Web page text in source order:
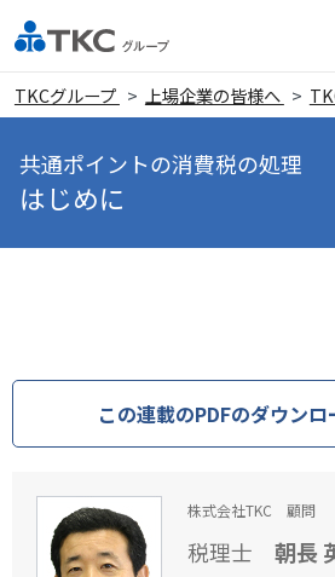
TKCグループ 上場企業の皆様へ
共通ポイントの消費税の処理
はじめに
この連載のPDFのダウン
株式会社TKC 顧問
税理士 朝長